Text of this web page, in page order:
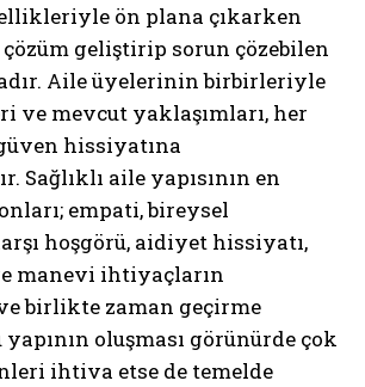
ön plana çıkarken
geliştirip sorun çözebilen
Aile üyelerinin birbirleriyle
ve mevcut yaklaşımları, her
hissiyatına
Sağlıklı aile yapısının en
empati, bireysel
hoşgörü, aidiyet hissiyatı,
manevi ihtiyaçların
birlikte zaman geçirme
oluşması görünürde çok
ihtiva etse de temelde